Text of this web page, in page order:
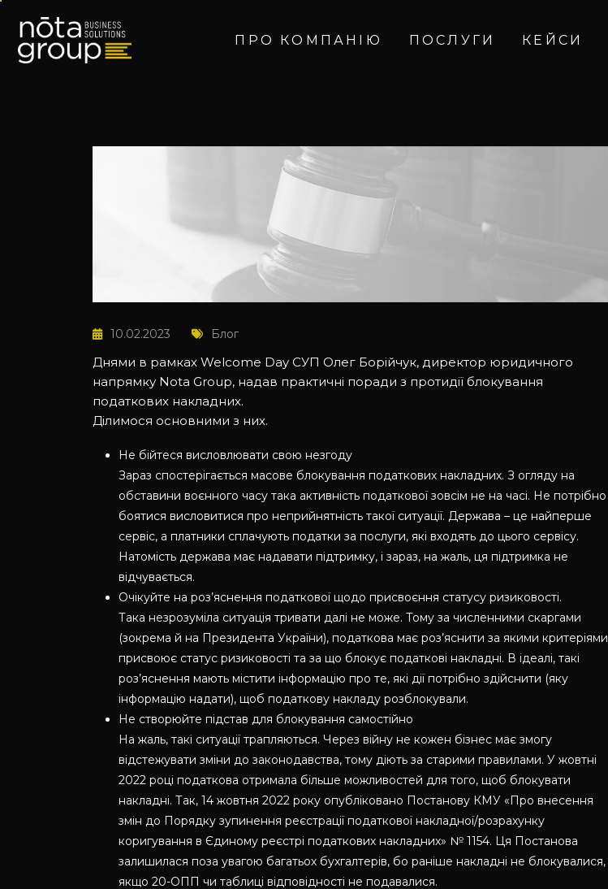
ПРО КОМПАНІЮ ПОСЛУГИ КЕЙСИ
10.02.2023 Блог
Днями в рамках Welcome Day СУП Олег Борійчук, директор юридичного
напрямку Nota Group, надав практичні поради з протидії блокування
податкових накладних.
Ділимося основними з них.
Не бійтеся висловлювати свою незгоду
Зараз спостерігається масове блокування податкових накладних. З огляду на
обставини воєнного часу така активність податкової зовсім не на часі. Не потрібно
боятися висловитися про неприйнятність такої ситуації. Держава – це найперше
сервіс, а платники сплачують податки за послуги, які входять до цього сервісу.
Натомість держава має надавати підтримку, і зараз, на жаль, ця підтримка не
відчувається.
Очікуйте на роз’яснення податкової щодо присвоєння статусу ризиковості.
Така незрозуміла ситуація тривати далі не може. Тому за численними скаргами
(зокрема й на Президента України), податкова має роз’яснити за якими критеріями
присвоює статус ризиковості та за що блокує податкові накладні. В ідеалі, такі
роз’яснення мають містити інформацію про те, які дії потрібно здійснити (яку
інформацію надати), щоб податкову накладу розблокували.
Не створюйте підстав для блокування самостійно
На жаль, такі ситуації трапляються. Через війну не кожен бізнес має змогу
відстежувати зміни до законодавства, тому діють за старими правилами. У жовтні
2022 році податкова отримала більше можливостей для того, щоб блокувати
накладні. Так, 14 жовтня 2022 року опубліковано Постанову КМУ «Про внесення
змін до Порядку зупинення реєстрації податкової накладної/розрахунку
коригування в Єдиному реєстрі податкових накладних» № 1154. Ця Постанова
залишилася поза увагою багатьох бухгалтерів, бо раніше накладні не блокувалися,
якщо 20-ОПП чи таблиці відповідності не подавалися.